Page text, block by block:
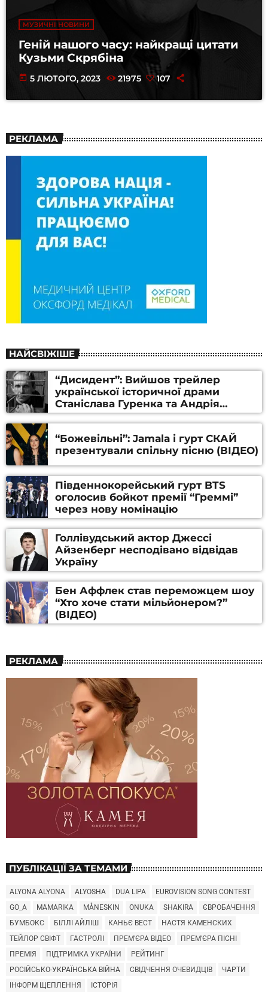
МУЗИЧНІ НОВИНИ
Геній нашого часу: найкращі цитати
Кузьми Скрябіна
today 5 ЛЮТОГО, 2023 21975 107
РЕКЛАМА
НАЙСВІЖІШЕ
“Дисидент”: Вийшов трейлер
української історичної драми
Станіслава Гуренка та Андрія
Алфьорова (ВІДЕО)
“Божевільні”: Jamala і гурт СКАЙ
презентували спільну пісню (ВІДЕО)
Південнокорейський гурт BTS
оголосив бойкот премії “Греммі”
через нову номінацію
Голлівудський актор Джессі
Айзенберг несподівано відвідав
Україну
Бен Аффлек став переможцем шоу
“Хто хоче стати мільйонером?”
(ВІДЕО)
РЕКЛАМА
ПУБЛІКАЦІЇ ЗА ТЕМАМИ
ALYONA ALYONA ALYOSHA DUA LIPA
EUROVISION SONG CONTEST
GO_A
MAMARIKA MÅNESKIN ONUKA SHAKIRA
ЄВРОБАЧЕННЯ
БУМБОКС
БІЛЛІ АЙЛІШ КАНЬЄ ВЕСТ
НАСТЯ КАМЕНСКИХ
ТЕЙЛОР СВІФТ
ГАСТРОЛІ ПРЕМ'ЄРА ВІДЕО
ПРЕМ'ЄРА ПІСНІ
ПРЕМІЯ
ПІДТРИМКА УКРАЇНИ
РЕЙТИНГ
РОСІЙСЬКО-УКРАЇНСЬКА ВІЙНА
СВІДЧЕННЯ ОЧЕВИДЦІВ
ЧАРТИ
ІНФОРМ ЩЕПЛЕННЯ
ІСТОРІЯ